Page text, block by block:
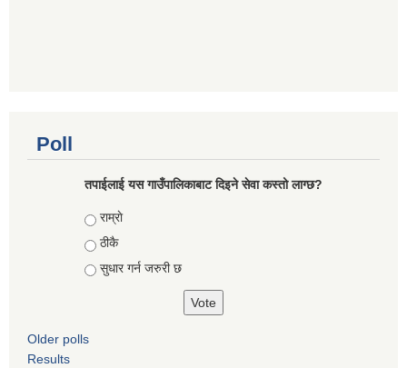
Poll
तपाईलाई यस गाउँपालिकाबाट दिइने सेवा कस्तो लाग्छ?
Choices
राम्राे
ठीकै
सुधार गर्न जरुरी छ
Older polls
Results